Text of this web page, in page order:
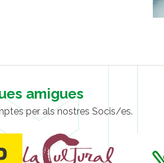
amigues
per als nostres Socis/es.